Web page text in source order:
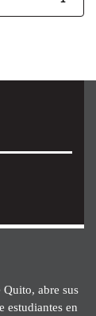
abre sus
estudiantes en